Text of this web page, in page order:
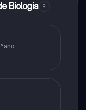
Biologia 9